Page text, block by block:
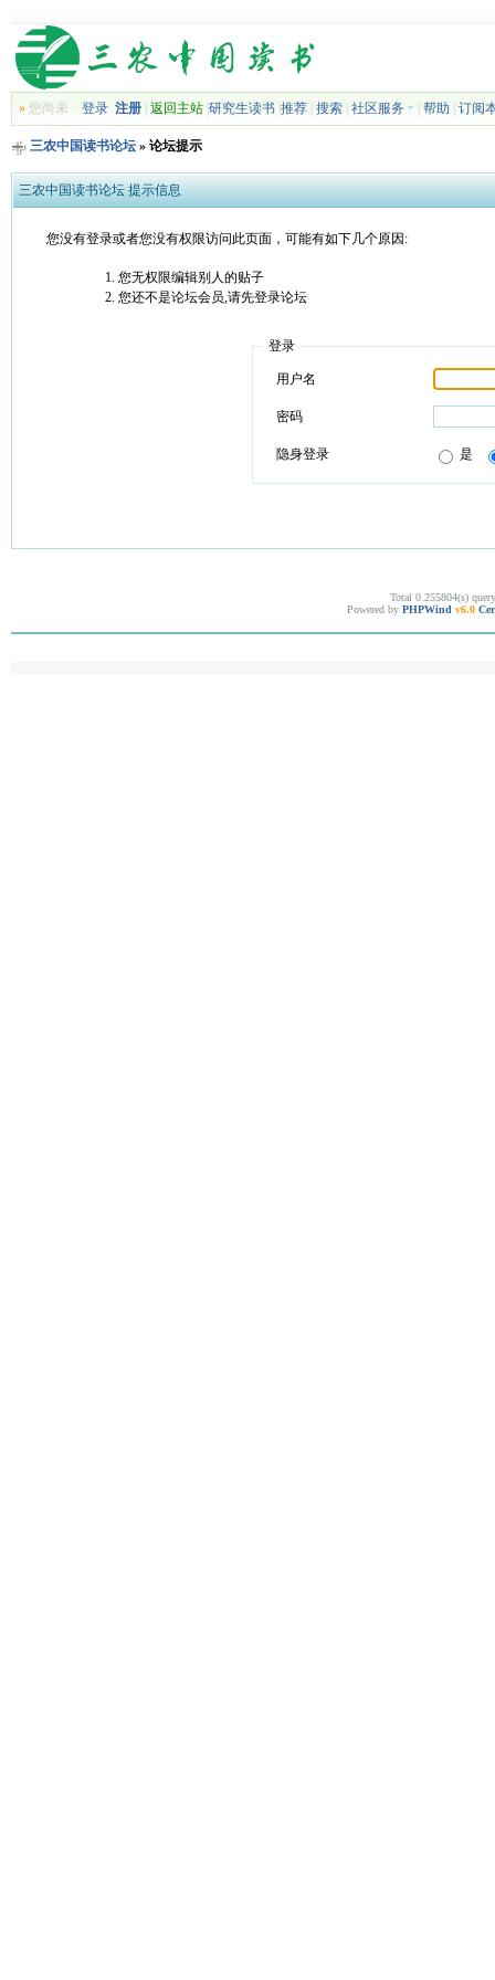
»您尚未 登录 注册| 返回主站| 研究生读书| 推荐| 搜索| 社区服务 帮助 订阅
三农中国读书论坛» 论坛提示
三农中国读书论坛 提示信息
您没有登录或者您没有权限访问此页面，可能有如下几个原因:
您无权限编辑别人的贴子
您还不是论坛会员,请先登录论坛
登录
用户名
密码
隐身登录 是
Total 0.255804(s)
Powered by PHPWind v6.0